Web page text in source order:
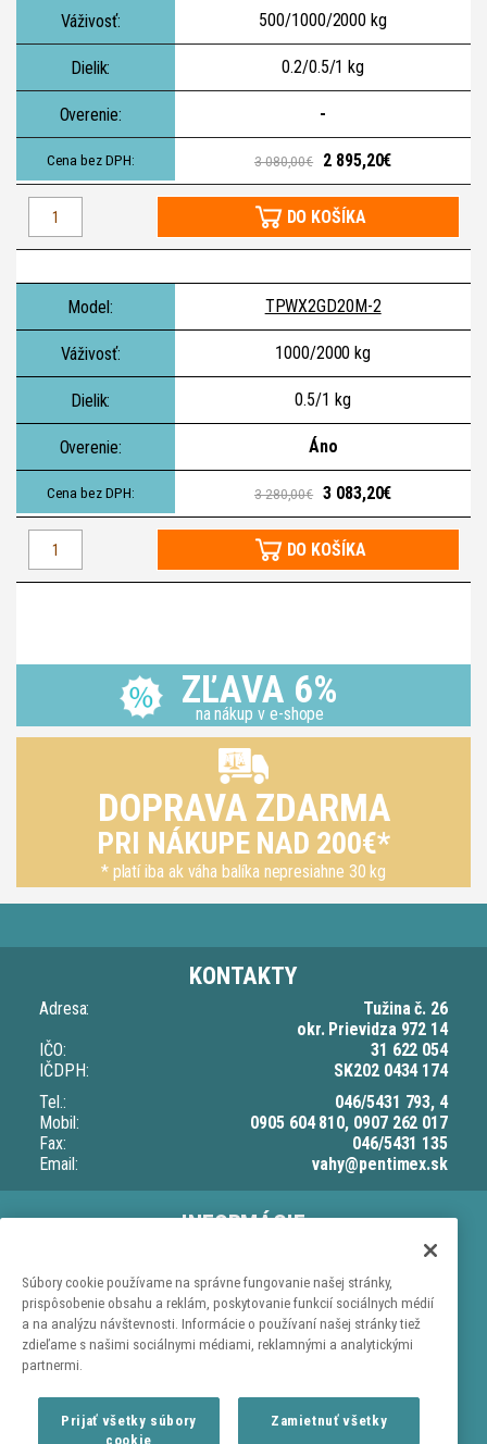
500/1000/2000 kg
0.2/0.5/1 kg
-
3 080,00€ 2 895,20€
DO KOŠÍKA
TPWX2GD20M-2
1000/2000 kg
0.5/1 kg
Áno
3 280,00€ 3 083,20€
DO KOŠÍKA
ZĽAVA 6%
na nákup v e-shope
DOPRAVA ZDARMA
PRI NÁKUPE NAD 200€*
* platí iba ak váha balíka nepresiahne 30 kg
KONTAKTY
Adresa:
Tužina č. 26
okr. Prievidza 972 14
IČO:
31 622 054
IČDPH:
SK202 0434 174
Tel.:
046/5431 793, 4
Mobil:
0905 604 810, 0907 262 017
Fax:
046/5431 135
Email:
vahy@pentimex.sk
INFORMÁCIE
Doprava a dodacia lehota
Ochrana osobných údajov
Obchodné podmienky
Reklamačný poriadok
Súbory cookie používame na správne fungovanie našej stránky,
prispôsobenie obsahu a reklám, poskytovanie funkcií sociálnych médií
a na analýzu návštevnosti. Informácie o používaní našej stránky tiež
zdieľame s našimi sociálnymi médiami, reklamnými a analytickými
partnermi.
Prijať všetky súbory
cookie
Zamietnuť všetky